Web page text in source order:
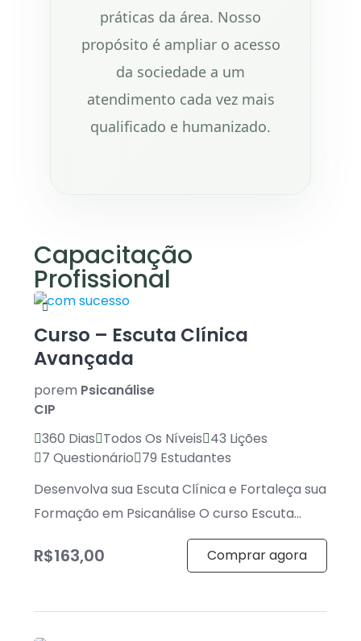
práticas da área. Nosso
propósito é ampliar o acesso
da sociedade a um
atendimento cada vez mais
qualificado e humanizado.
Capacitação
Profissional
Curso – Escuta Clínica
Avançada
por
CIP
em Psicanálise
360 Dias Todos Os Níveis 43 Lições
7 Questionário 79 Estudantes
Desenvolva sua Escuta Clínica e Fortaleça sua
Formação em Psicanálise O curso Escuta
Clínica Avançada foi desenvolvido para
estudantes, psicanalistas […]
R$163,00 Comprar agora